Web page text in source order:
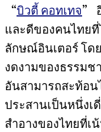
“บิวตี้ คอทเทจ”
และดีของคนไทย
ลักษณ์อินเตอร์ โด
งดงามของธรรม
อันสามารถสะท้อ
ประสานเป็นหนึ่ง
สำอางของไทยที่